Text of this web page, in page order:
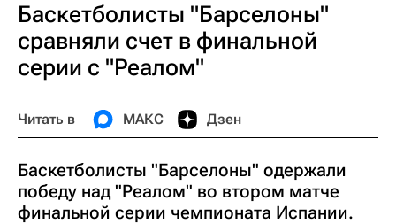
Баскетболисты "Барселоны"
сравняли счет в финальной
серии с "Реалом"
Читать в МАКС Дзен
Баскетболисты "Барселоны" одержали
победу над "Реалом" во втором матче
финальной серии чемпионата Испании.